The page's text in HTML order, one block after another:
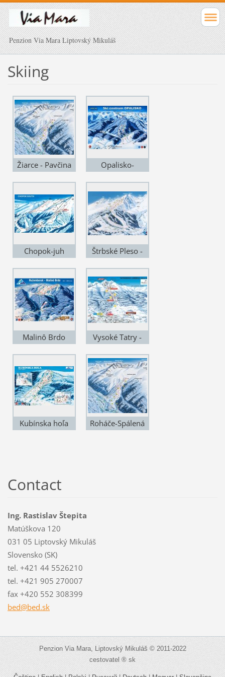
Penzion Via Mara Liptovský Mikuláš
Skiing
Žiarce - Pavčina
Opalisko-
6 km
Chopok-juh
Štrbské Pleso -
Malinô Brdo
Vysoké Tatry -
Lomnica
Kubínska hoľa Roháče-Spálená
Contact
Ing. Rastislav Štepita
Matúškova 120
031 05 Liptovský Mikuláš
Slovensko (SK)
tel. +421 44 5526210
tel. +421 905 270007
fax +420 552 308399
bed@bed.sk
Penzion Via Mara, Liptovský Mikuláš © 2011-2022
cestovatel ® sk